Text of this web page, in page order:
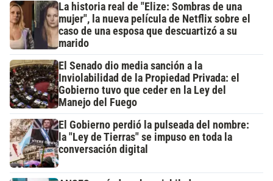
La historia real de "Elize: Sombras de una
mujer", la nueva película de Netflix sobre el
caso de una esposa que descuartizó a su
marido
El Senado dio media sanción a la
Inviolabilidad de la Propiedad Privada: el
Gobierno tuvo que ceder en la Ley del
Manejo del Fuego
El Gobierno perdió la pulseada del nombre:
la "Ley de Tierras" se impuso en toda la
conversación digital